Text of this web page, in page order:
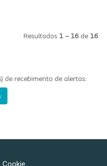
Resultados 1 – 16 de 16
de recebimento de alertas:
Cookie